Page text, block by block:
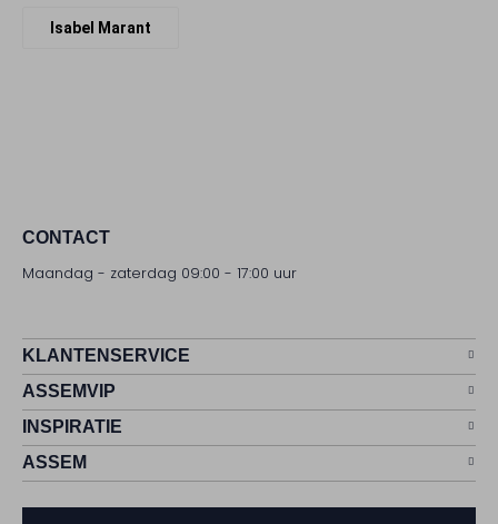
Isabel Marant
CONTACT
Maandag - zaterdag 09:00 - 17:00 uur
KLANTENSERVICE
ASSEMVIP
INSPIRATIE
ASSEM